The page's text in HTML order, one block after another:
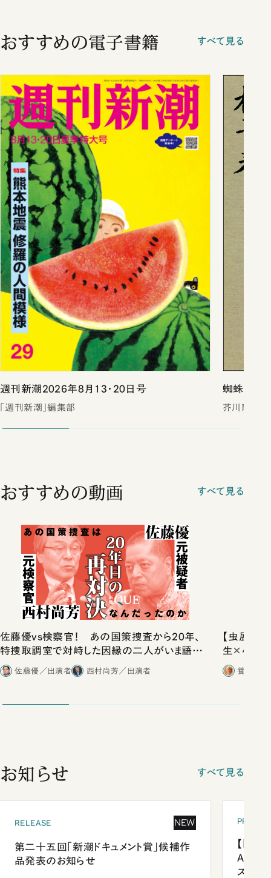
おすすめの電子書籍 すべて見る
週刊新潮2026年8月13・20日号
「週刊新潮」編集部
蜘蛛の糸
芥川龍之介
おすすめの動画 すべて見る
佐藤優vs検察官！ あの国策捜査から20年、
特捜取調室で対峙した因縁の二人がいま語り
合ったこと
佐藤優／出演者 西村尚芳／出演者
【虫展ア
生×小檜山
いね」
養老孟
お知らせ すべて見る
RELEASE NEW
第二十五回「新潮ドキュメント賞」候補作
品発表のお知らせ
【「新
ズプレ